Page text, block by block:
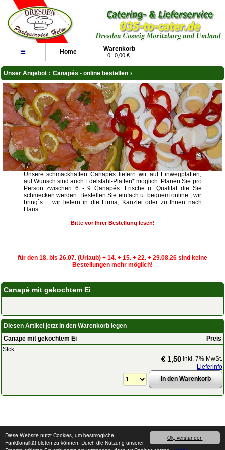
Ok, verstanden
Diese Website nutzt Cookies, um bestmögliche
Funktionalität bieten zu können. Durch die Nutzung unserer
≡ Home Warenkorb
0 | 0,00 €
Unser Angebot : Canapés - online bestellen ›
Unsere schmackhaften Canapés liefern wir auf Einwegplatten,
auf Wunsch sind auch Edelstahl-Platten* möglich. Planen Sie pro
Person zwischen 6 - 9 Canapés. Frische u. Qualität die Sie
schmecken werden. Bestellen Sie einfach u. bequem online , wir
bring`s ... wir liefern in die Firma, Kanzlei oder zu Ihnen nach
Haus.
Bitte vor Ihrer Bestellung lesen!
für den 18. bis 26.07. (Urlaub) + 14. + 15. + 22. + 29.08.26 sind keine
Bestellungen mehr möglich!
Canapè mit gekochtem Ei
Diesen Artikel jetzt in den Warenkorb legen
Canape mit gekochtem Ei
Preis
Stck
€ 1,50 inkl. 7% MwSt.
Lieferinfo
Copyright © 2008 - 2026cater24.de- Alle Rechte vorbehalten.Impressum